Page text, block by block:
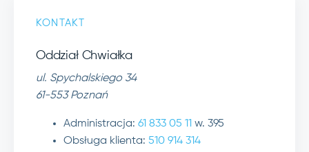
KONTAKT
Oddział Chwiałka
ul. Spychalskiego 34
61-553 Poznań
Administracja: 61 833 05 11 w. 395
Obsługa klienta: 510 914 314